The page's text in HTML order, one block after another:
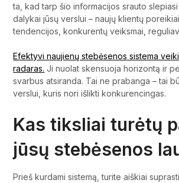
ta, kad tarp šio informacijos srauto
dalykai jūsų verslui – naujų klientų
tendencijos, konkurentų veiksmai,
Efektyvi naujienų stebėsenos sistema
radaras. Ji nuolat skensuoja horizontą ir
svarbus atsiranda. Tai ne prabanga – tai
verslui, kuris nori išlikti konkurencingas.
Kas tiksliai turėtų
jūsų stebėsenos
Prieš kurdami sistemą, turite aiškiai